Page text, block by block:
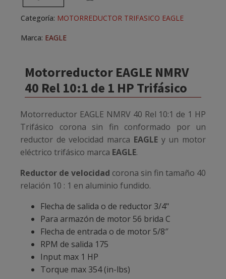
Motorreductor EAGLE NMRV
40 Rel 10:1 de 1 HP Trifásico
Motorreductor EAGLE NMRV 40 Rel 10:1 de 1 HP
Trifásico corona sin fin conformado por un
reductor de velocidad marca EAGLEy un motor
eléctrico trifásico marca EAGLE.
Reductor de velocidad corona sin fin tamaño 40
relación 10 : 1 en aluminio fundido.
Flecha de salida o de reductor 3/4"
Para armazón de motor 56 brida C
Flecha de entrada o de motor 5/8″
RPM de salida 175
Input max 1 HP
Torque max 354 (in-lbs)
Categoría: MOTORREDUCTOR TRIFASICO EAGLE
Marca: EAGLE